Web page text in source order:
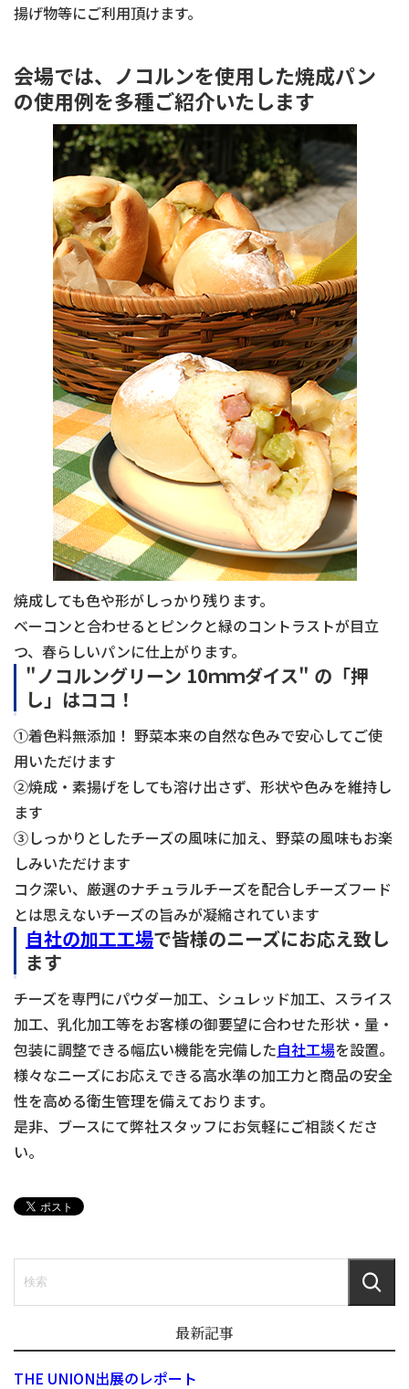
揚げ物等にご利用頂けます。
会場では、ノコルンを使用した焼成パン
の使用例を多種ご紹介いたします
焼成しても色や形がしっかり残ります。
ベーコンと合わせるとピンクと緑のコントラストが目立
つ、春らしいパンに仕上がります。
"ノコルングリーン 10ｍｍダイス" の「押
し」はココ！
①着色料無添加！ 野菜本来の自然な色みで安心してご使
用いただけます
②焼成・素揚げをしても溶け出さず、形状や色みを維持し
ます
③しっかりとしたチーズの風味に加え、野菜の風味もお楽
しみいただけます
コク深い、厳選のナチュラルチーズを配合しチーズフード
とは思えないチーズの旨みが凝縮されています
自社の加工工場で皆様のニーズにお応え致し
ます
チーズを専門にパウダー加工、シュレッド加工、スライス
加工、乳化加工等をお客様の御要望に合わせた形状・量・
包装に調整できる幅広い機能を完備した自社工場を設置。
様々なニーズにお応えできる高水準の加工力と商品の安全
性を高める衛生管理を備えております。
是非、ブースにて弊社スタッフにお気軽にご相談くださ
い。
最新記事
THE UNION出展のレポート